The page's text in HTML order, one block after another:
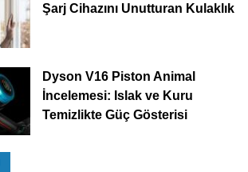
Şarj Cihazını Unutturan Kulaklık
Dyson V16 Piston Animal
İncelemesi: Islak ve Kuru
Temizlikte Güç Gösterisi